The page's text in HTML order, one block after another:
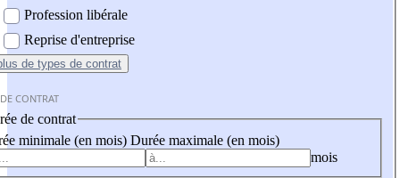
Profession libérale
Reprise d'entreprise
de types de contrat
CONTRAT
de contrat
minimale (en mois) Durée maximale (en mois)
mois